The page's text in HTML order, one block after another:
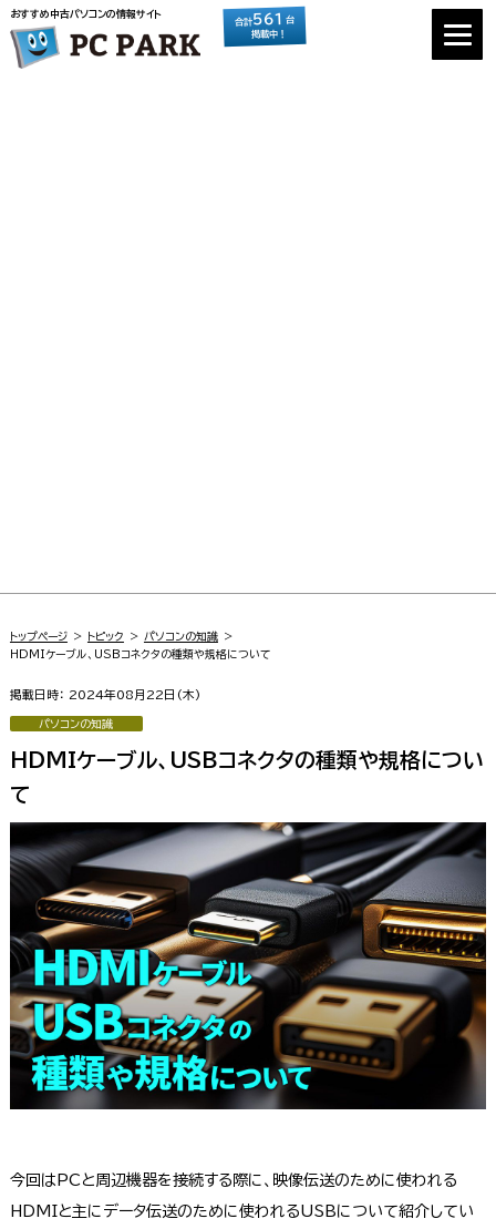
おすすめ中古パソコンの情報サイト
合計561 台
掲載中！
トップページ トピック
パソコンの知識
HDMIケーブル、USBコネクタの種類や規格について
掲載日時： 2024年08月22日(木)
パソコンの知識
HDMIケーブル、USBコネクタの種類や規格につい
て
今回はPCと周辺機器を接続する際に、映像伝送のために使われる
HDMIと主にデータ伝送のために使われるUSBについて紹介してい